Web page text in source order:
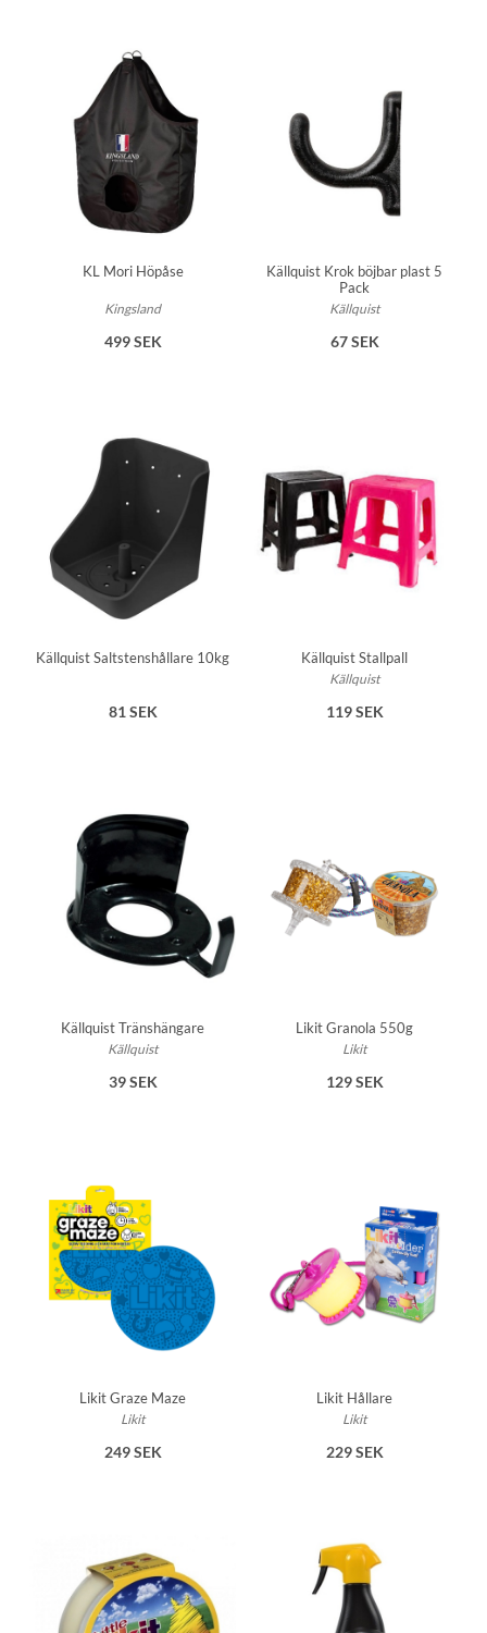
KL Mori Höpåse
Kingsland
499 SEK
Källquist Krok böjbar plast 5
Pack
Källquist
67 SEK
Källquist Saltstenshållare 10kg
81 SEK
Källquist Stallpall
Källquist
119 SEK
Källquist Tränshängare
Källquist
39 SEK
Likit Granola 550g
Likit
129 SEK
Likit Graze Maze
Likit
249 SEK
Likit Hållare
Likit
229 SEK